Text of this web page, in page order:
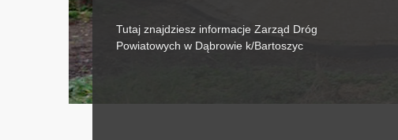
Tutaj znajdziesz informacje Zarząd Dróg
Powiatowych w Dąbrowie k/Bartoszyc